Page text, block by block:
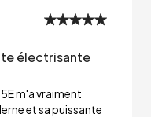
électrisante
m'a vraiment
et sa puissante